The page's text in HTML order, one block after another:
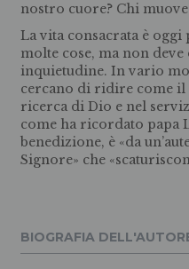
nostro cuore? Chi
La vita consacrata è oggi
molte cose, ma non
inquietudine. In vario
cercano di ridire come
ricerca di Dio e nel
come ha ricordato papa
benedizione, è «da
Signore» che
BIOGRAFIA